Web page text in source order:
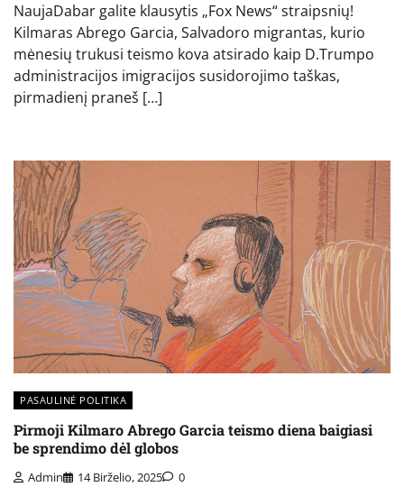
NaujaDabar galite klausytis „Fox News“ straipsnių!
Kilmaras Abrego Garcia, Salvadoro migrantas, kurio
mėnesių trukusi teismo kova atsirado kaip D.Trumpo
administracijos imigracijos susidorojimo taškas,
pirmadienį praneš […]
PASAULINĖ POLITIKA
Pirmoji Kilmaro Abrego Garcia teismo diena baigiasi
be sprendimo dėl globos
Admin 14 Birželio, 2025 0